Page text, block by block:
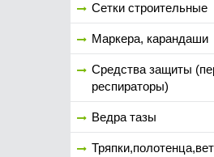
Сетки строительные
Маркера, карандаши
Средства защиты
респираторы)
Ведра тазы